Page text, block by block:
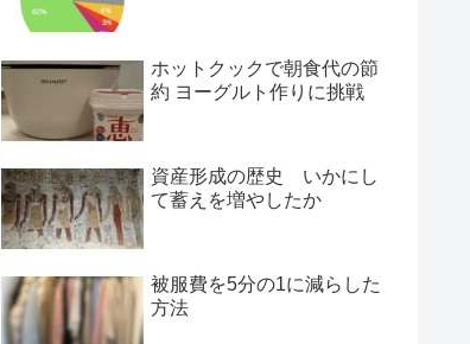
ホットクックで朝食代の節
約 ヨーグルト作りに挑戦
資産形成の歴史 いかにし
て蓄えを増やしたか
被服費を5分の1に減らした
方法